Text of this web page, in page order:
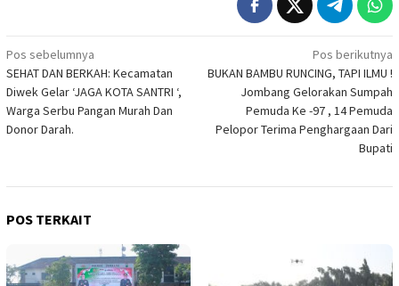
Navigasi
pos
Pos sebelumnya
SEHAT DAN BERKAH: Kecamatan
Diwek Gelar ‘JAGA KOTA SANTRI ‘,
Warga Serbu Pangan Murah Dan
Donor Darah.
Pos berikutnya
BUKAN BAMBU RUNCING, TAPI ILMU !
Jombang Gelorakan Sumpah
Pemuda Ke -97 , 14 Pemuda
Pelopor Terima Penghargaan Dari
Bupati
POS TERKAIT